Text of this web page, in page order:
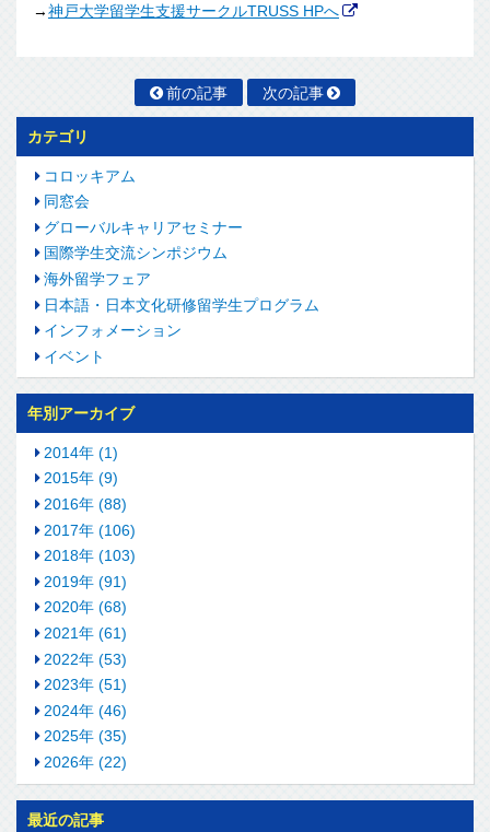
→神戸大学留学生支援サークルTRUSS HPへ
前の記事 次の記事
カテゴリ
コロッキアム
同窓会
グローバルキャリアセミナー
国際学生交流シンポジウム
海外留学フェア
日本語・日本文化研修留学生プログラム
インフォメーション
イベント
年別アーカイブ
2014年 (1)
2015年 (9)
2016年 (88)
2017年 (106)
2018年 (103)
2019年 (91)
2020年 (68)
2021年 (61)
2022年 (53)
2023年 (51)
2024年 (46)
2025年 (35)
2026年 (22)
最近の記事